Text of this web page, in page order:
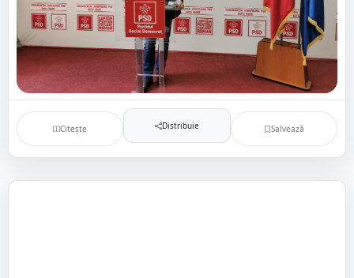
Citește Distribuie Salvează